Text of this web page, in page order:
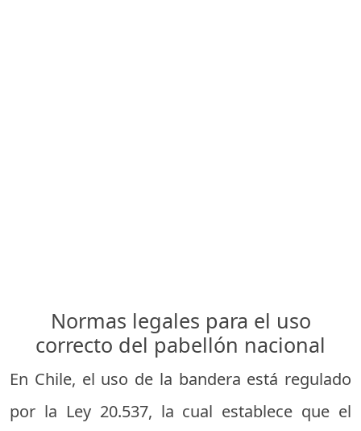
Normas legales para el uso
correcto del pabellón nacional
En Chile, el uso de la bandera está regulado
por la Ley 20.537, la cual establece que el